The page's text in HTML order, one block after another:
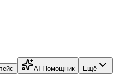
AI Помощник Ещё